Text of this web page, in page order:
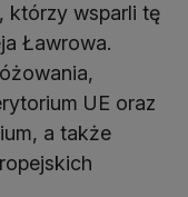
którzy wsparli tę
Ławrowa.
UE oraz
a także